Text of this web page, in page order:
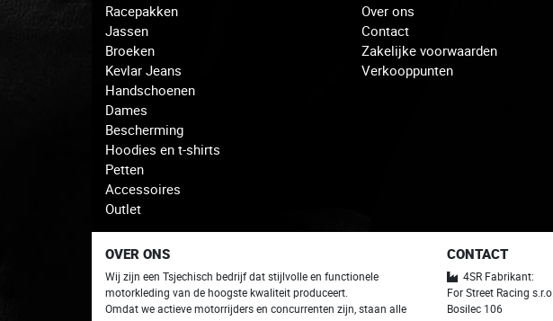
Racepakken
Jassen
Broeken
Kevlar Jeans
Handschoenen
Dames
Bescherming
Hoodies en t-shirts
Petten
Accessoires
Outlet
Over ons
Contact
Zakelijke voorwaarden
Verkooppunten
OVER ONS
Wij zijn een Tsjechisch bedrijf dat stijlvolle en functionele
motorkleding van de hoogste kwaliteit produceert.
Omdat we actieve motorrijders en concurrenten zijn, staan ​​alle
CONTACT
4SR Fabrikant:
For Street Racing s.r.o.
Bosilec 106